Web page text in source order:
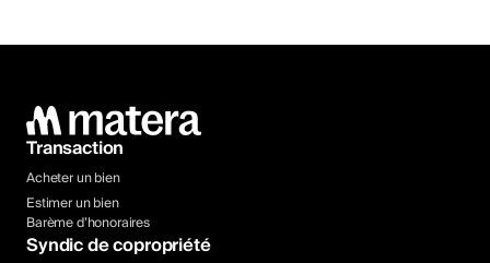
Transaction
Acheter un bien
Estimer un bien
Barème d’honoraires
Syndic de copropriété